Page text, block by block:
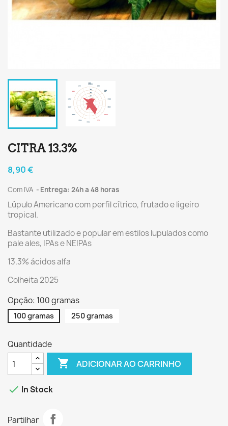
CITRA 13.3%
8,90 €
Com IVA Entrega: 24h a 48 horas
Lúpulo Americano com perfil cítrico, frutado e ligeiro
tropical.
Bastante utilizado e popular em estilos lupulados como
pale ales, IPAs e NEIPAs
13.3% ácidos alfa
Colheita 2025
Opção: 100 gramas
100 gramas 250 gramas
Quantidade
 ADICIONAR AO CARRINHO
 In Stock
Partilhar